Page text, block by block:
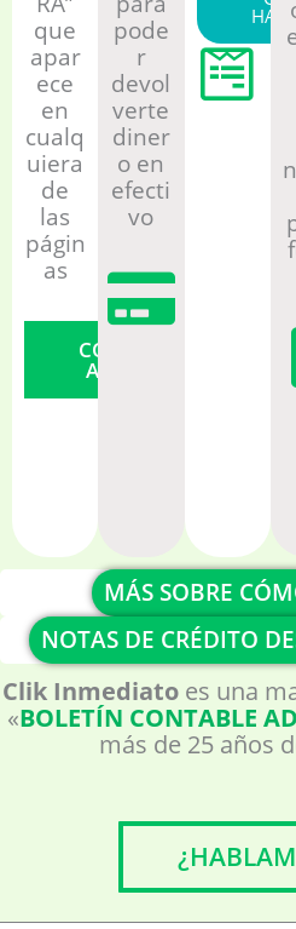
que
apar
ece
en
cualq
uiera
de
las
págin
as
COTIZAR
AHORA
pode
r
devol
verte
diner
o en
efecti
vo
MÁS SOBRE
NOTAS DE CRÉDITO
Clik Inmediato es una
«BOLETÍN CONTABLE
más de 25 años